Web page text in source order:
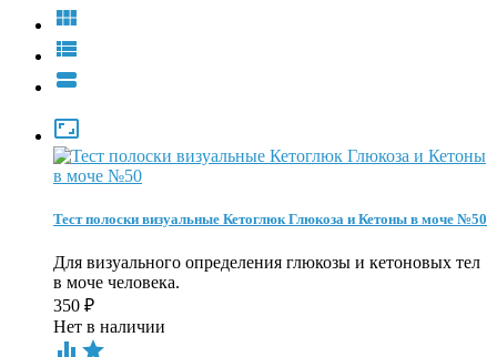




Тест полоски визуальные Кетоглюк Глюкоза и Кетоны в моче №50
Для визуального определения глюкозы и кетоновых тел
в моче человека.
350 ₽
Нет в наличии
 